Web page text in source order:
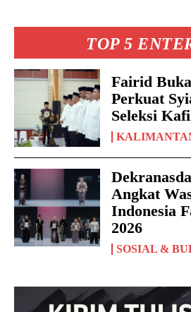
TOP 5
Fairid
Perkuat
Seleksi
Angkat
Indonesia
2026
SOSIAL &